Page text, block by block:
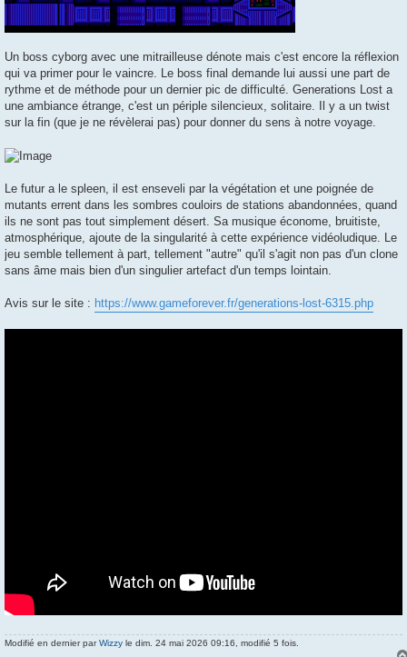
Un boss cyborg avec une mitrailleuse dénote mais c'est encore la réflexion
qui va primer pour le vaincre. Le boss final demande lui aussi une part de
rythme et de méthode pour un dernier pic de difficulté. Generations Lost a
une ambiance étrange, c'est un périple silencieux, solitaire. Il y a un twist
sur la fin (que je ne révèlerai pas) pour donner du sens à notre voyage.
Le futur a le spleen, il est enseveli par la végétation et une poignée de
mutants errent dans les sombres couloirs de stations abandonnées, quand
ils ne sont pas tout simplement désert. Sa musique économe, bruitiste,
atmosphérique, ajoute de la singularité à cette expérience vidéoludique. Le
jeu semble tellement à part, tellement "autre" qu'il s'agit non pas d'un clone
sans âme mais bien d'un singulier artefact d'un temps lointain.
Avis sur le site : https://www.gameforever.fr/generations-lost-6315.php
Modifié en dernier parWizzy le dim. 24 mai 2026 09:16, modifié 5 fois.